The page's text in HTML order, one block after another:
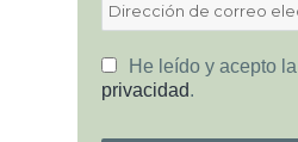
He leído y acepto la
privacidad.